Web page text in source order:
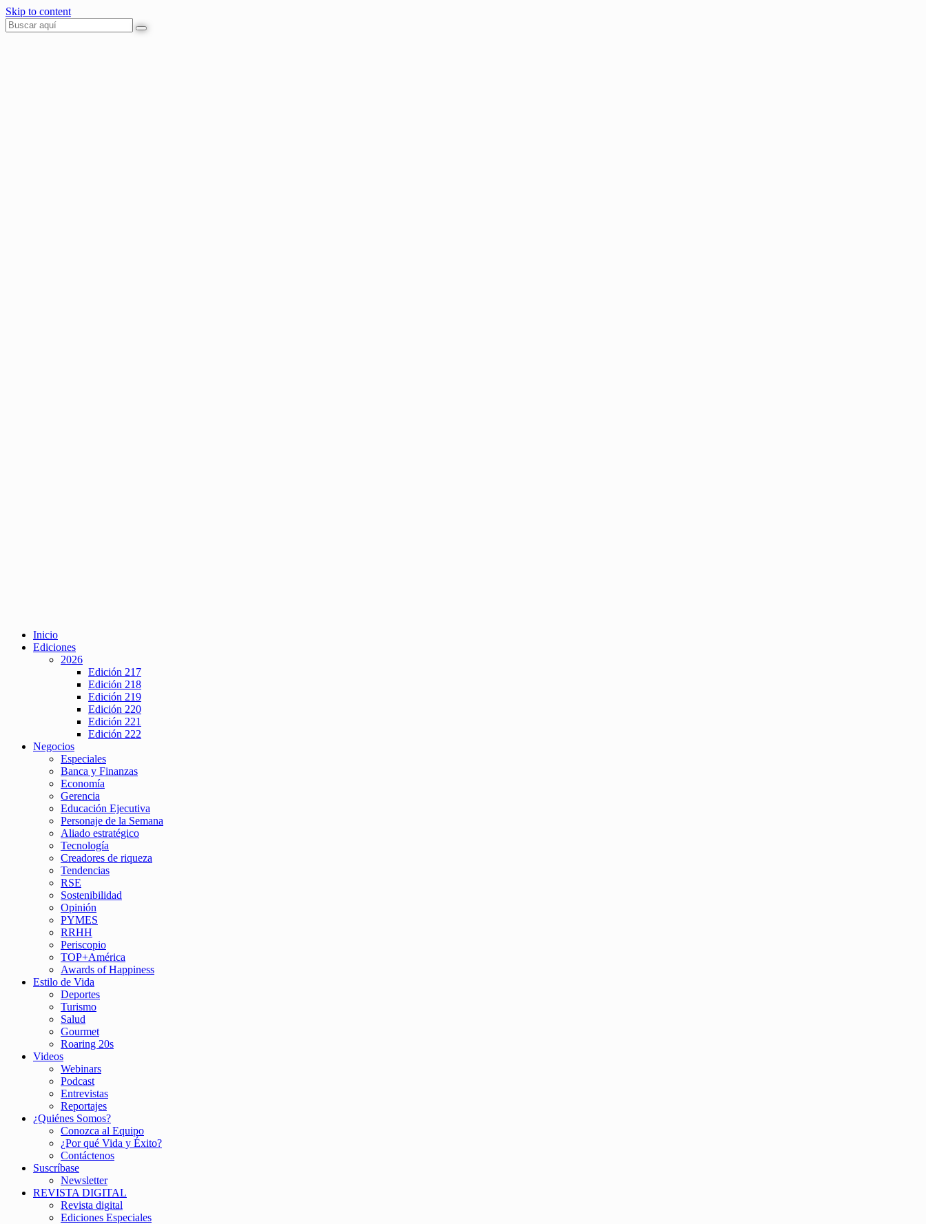
Skip to content
Inicio
Ediciones
2026
Edición 217
Edición 218
Edición 219
Edición 220
Edición 221
Edición 222
Negocios
Especiales
Banca y Finanzas
Economía
Gerencia
Educación Ejecutiva
Personaje de la Semana
Aliado estratégico
Tecnología
Creadores de riqueza
Tendencias
RSE
Sostenibilidad
Opinión
PYMES
RRHH
Periscopio
TOP+América
Awards of Happiness
Estilo de Vida
Deportes
Turismo
Salud
Gourmet
Roaring 20s
Videos
Webinars
Podcast
Entrevistas
Reportajes
¿Quiénes Somos?
Conozca al Equipo
¿Por qué Vida y Éxito?
Contáctenos
Suscríbase
Newsletter
REVISTA DIGITAL
Revista digital
Ediciones Especiales